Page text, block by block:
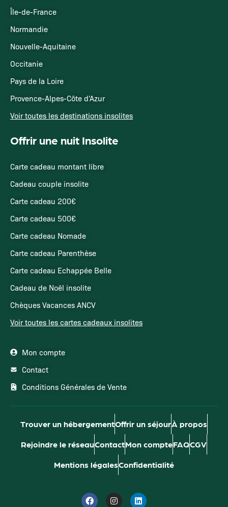
Île-de-France
Normandie
Nouvelle-Aquitaine
Occitanie
Pays de la Loire
Provence-Alpes-Côte d'Azur
Voir toutes les destinations insolites
Offrir une nuit Insolite
Carte cadeau montant libre
Cadeau couple insolite
Carte cadeau 200€
Carte cadeau 500€
Carte cadeau Nomade
Carte cadeau Parenthèse
Carte cadeau Echappée Belle
Cadeau de Noël insolite
Chèques Vacances ANCV
Voir toutes les cartes cadeaux insolites
Mon compte
Contact
Conditions Générales de Vente
Trouver un hébergementOffrir un séjourÀ propos
Rejoindre le réseauContactMon compteFAQCGV
Mentions légalesConfidentialité